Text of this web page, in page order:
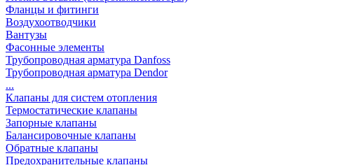
Фланцы и фитинги
Воздухоотводчики
Вантузы
Фасонные элементы
Трубопроводная арматура Danfoss
Трубопроводная арматура Dendor
...
Клапаны для систем отопления
Термостатические клапаны
Запорные клапаны
Балансировочные клапаны
Обратные клапаны
Предохранительные клапаны